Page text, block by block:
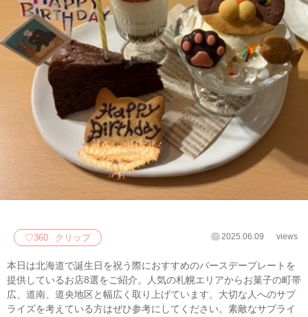
♡360 クリップ 2025.06.09 views
本日は北海道で誕生日を祝う際におすすめのバースデープレートを
提供しているお店8選をご紹介。人気の札幌エリアからお菓子の町帯
広、道南、道央地区と幅広く取り上げています。大切な人へのサプ
ライズを考えている方はぜひ参考にしてください。素敵なサプライ